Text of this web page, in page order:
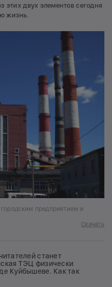
этих двух элементов сегодня
жизнь.
предприятием и
Скачать
станет
ТЭЦ физически
Куйбышеве. Как так